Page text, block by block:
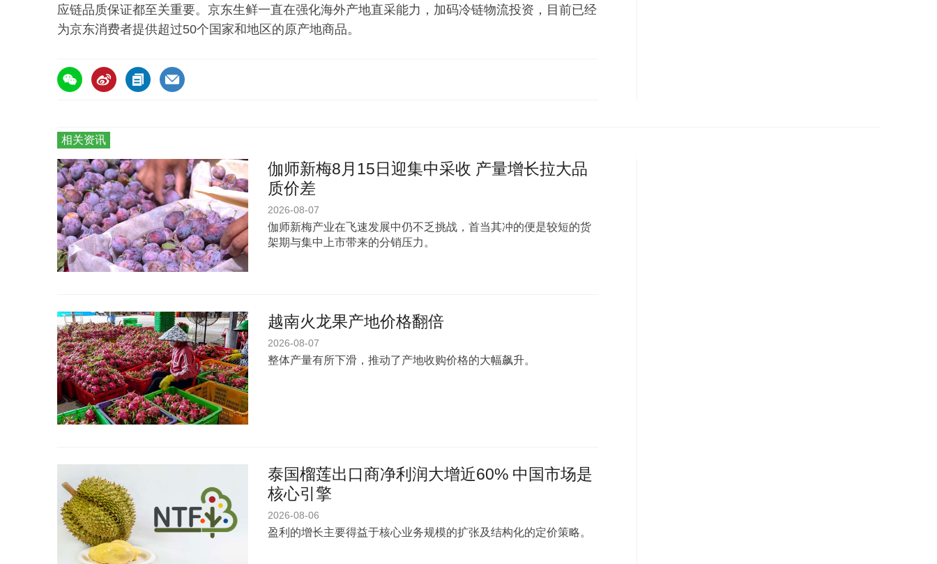
应链品质保证都至关重要。京东生鲜一直在强化海外产地直采能力，加码冷链物流投资，目前已经
为京东消费者提供超过50个国家和地区的原产地商品。
相关资讯
伽师新梅8月15日迎集中采收 产量增长拉大品
质价差
2026-08-07
伽师新梅产业在飞速发展中仍不乏挑战，首当其冲的便是较短的货
架期与集中上市带来的分销压力。
越南火龙果产地价格翻倍
2026-08-07
整体产量有所下滑，推动了产地收购价格的大幅飙升。
泰国榴莲出口商净利润大增近60% 中国市场是
核心引擎
2026-08-06
盈利的增长主要得益于核心业务规模的扩张及结构化的定价策略。